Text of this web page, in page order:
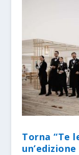
Torna “Te